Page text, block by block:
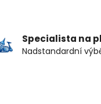
Specialista na
Nadstandardní